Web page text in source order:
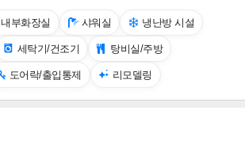
내부화장실 샤워실 냉난방 시설
세탁기/건조기 탕비실/주방
도어락/출입통제 리모델링